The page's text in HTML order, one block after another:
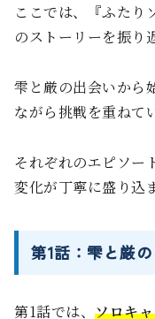
ここでは、『ふたり
のストーリーを振り
雫と厳の出会いから
ながら挑戦を重ねて
それぞれのエピソー
変化が丁寧に盛り込
第1話：雫と厳
第1話では、ソロキ